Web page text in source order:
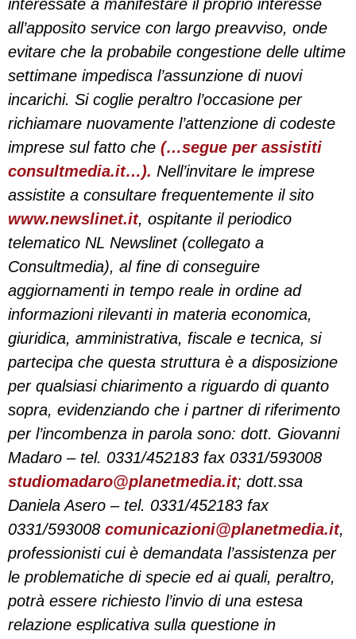
interessate a manifestare il proprio interesse
all’apposito service con largo preavviso, onde
evitare che la probabile congestione delle ultime
settimane impedisca l’assunzione di nuovi
incarichi. Si coglie peraltro l’occasione per
richiamare nuovamente l’attenzione di codeste
imprese sul fatto che (…segue per assistiti
consultmedia.it…). Nell’invitare le imprese
assistite a consultare frequentemente il sito
www.newslinet.it, ospitante il periodico
telematico NL Newslinet (collegato a
Consultmedia), al fine di conseguire
aggiornamenti in tempo reale in ordine ad
informazioni rilevanti in materia economica,
giuridica, amministrativa, fiscale e tecnica, si
partecipa che questa struttura è a disposizione
per qualsiasi chiarimento a riguardo di quanto
sopra, evidenziando che i partner di riferimento
per l’incombenza in parola sono: dott. Giovanni
Madaro – tel. 0331/452183 fax 0331/593008
studiomadaro@planetmedia.it; dott.ssa
Daniela Asero – tel. 0331/452183 fax
0331/593008 comunicazioni@planetmedia.it,
professionisticui è demandata l’assistenza per
le problematiche di specie ed ai quali, peraltro,
potrà essere richiesto l’invio di una estesa
relazione esplicativa sulla questione in